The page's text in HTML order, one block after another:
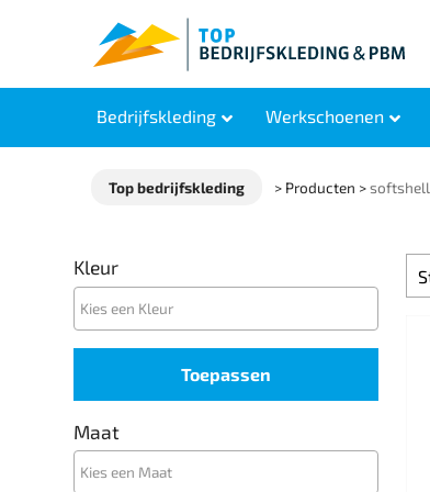
Bedrijfskleding Werkschoenen
Top bedrijfskleding > Producten >softshell
Kleur
Toepassen
Maat